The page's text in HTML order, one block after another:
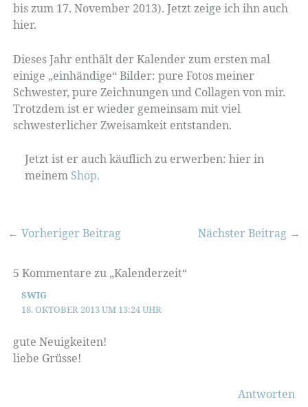
bis zum 17. November 2013). Jetzt zeige ich ihn auch
hier.
Dieses Jahr enthält der Kalender zum ersten mal
einige „einhändige“ Bilder: pure Fotos meiner
Schwester, pure Zeichnungen und Collagen von mir.
Trotzdem ist er wieder gemeinsam mit viel
schwesterlicher Zweisamkeit entstanden.
Jetzt ist er auch käuflich zu erwerben: hier in
meinem Shop.
← Vorheriger Beitrag Nächster Beitrag →
5 Kommentare zu „Kalenderzeit“
SWIG
18. OKTOBER 2013 UM 13:24 UHR
gute Neuigkeiten!
liebe Grüsse!
Antworten